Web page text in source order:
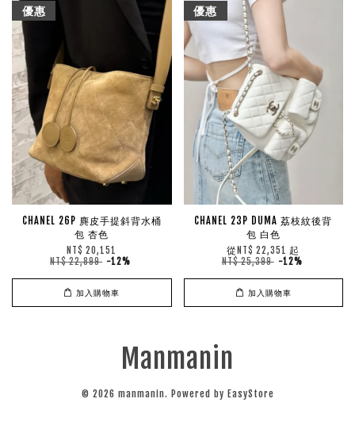
優惠
CHANEL 26P 麂皮手提斜背水桶
包 杏色
NT$ 20,151
NT$ 22,899 -12%
加入購物車
優惠
CHANEL 23P DUMA 荔枝紋後背
包 白色
從 NT$ 22,351 起
NT$ 25,399 -12%
加入購物車
Manmanin
© 2026 manmanin. Powered by EasyStore